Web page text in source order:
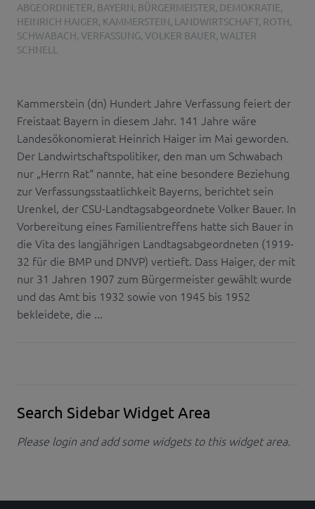
ABGEORDNETER, BAYERN, BÜRGERMEISTER, DEMOKRATIE,
HEINRICH HAIGER, KAMMERSTEIN, LANDWIRTSCHAFT, ROTH,
SCHWABACH, VERFASSUNG, VOLKER BAUER, WALTER
SCHNELL
Kammerstein (dn) Hundert Jahre Verfassung feiert der
Freistaat Bayern in diesem Jahr. 141 Jahre wäre
Landesökonomierat Heinrich Haiger im Mai geworden.
Der Landwirtschaftspolitiker, den man um Schwabach
nur „Herrn Rat“ nannte, hat eine besondere Beziehung
zur Verfassungsstaatlichkeit Bayerns, berichtet sein
Urenkel, der CSU-Landtagsabgeordnete Volker Bauer. In
Vorbereitung eines Familientreffens hatte sich Bauer in
die Vita des langjährigen Landtagsabgeordneten (1919-
32 für die BMP und DNVP) vertieft. Dass Haiger, der mit
nur 31 Jahren 1907 zum Bürgermeister gewählt wurde
und das Amt bis 1932 sowie von 1945 bis 1952
bekleidete, die ...
Search Sidebar Widget Area
Please login and add some widgets to this widget area.